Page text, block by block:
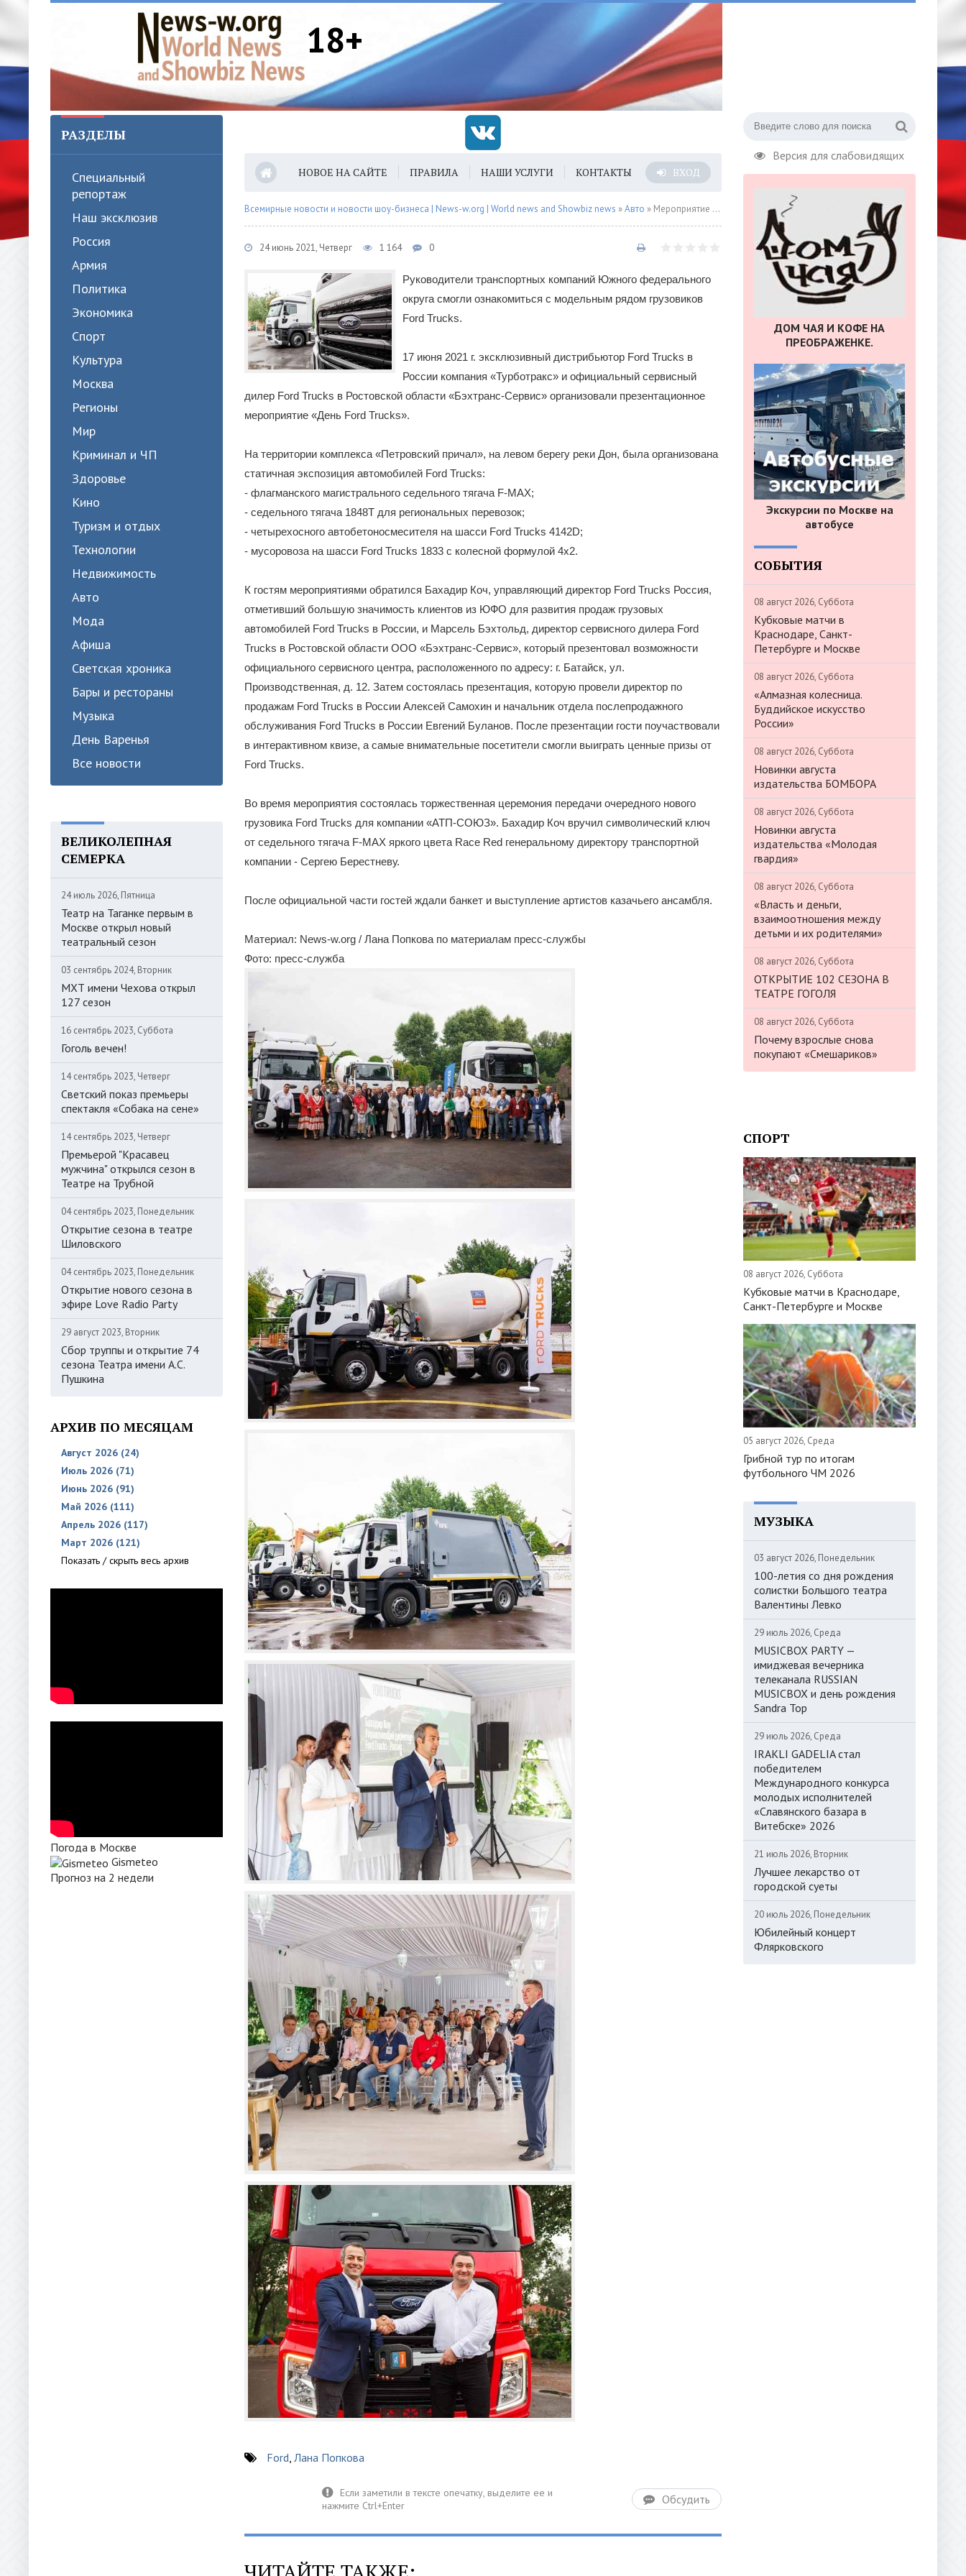
18+
Версия для слабовидящих
РАЗДЕЛЫ
Специальный
репортаж
Наш эксклюзив
Россия
Армия
Политика
Экономика
Спорт
Культура
Москва
Регионы
Мир
Криминал и ЧП
Здоровье
Кино
Туризм и отдых
Технологии
Недвижимость
Авто
Мода
Афиша
Светская хроника
Бары и рестораны
Музыка
День Варенья
Все новости
ВЕЛИКОЛЕПНАЯ
СЕМЕРКА
24 июль 2026, Пятница
Театр на Таганке первым в
Москве открыл новый
театральный сезон
03 сентябрь 2024, Вторник
МХТ имени Чехова открыл
127 сезон
16 сентябрь 2023, Суббота
Гоголь вечен!
14 сентябрь 2023, Четверг
Светский показ премьеры
спектакля «Собака на сене»
14 сентябрь 2023, Четверг
Премьерой "Красавец
мужчина" открылся сезон в
Театре на Трубной
04 сентябрь 2023, Понедельник
Открытие сезона в театре
Шиловского
04 сентябрь 2023, Понедельник
Открытие нового сезона в
эфире Love Radio Party
29 август 2023, Вторник
Сбор труппы и открытие 74
сезона Театра имени А.С.
Пушкина
АРХИВ ПО МЕСЯЦАМ
Август 2026 (24)
Июль 2026 (71)
Июнь 2026 (91)
Май 2026 (111)
Апрель 2026 (117)
Март 2026 (121)
Показать / скрыть весь архив
Погода в Москве
Gismeteo
Прогноз на 2 недели
НОВОЕ НА САЙТЕ ПРАВИЛА НАШИ УСЛУГИ КОНТАКТЫ ВХОД
Всемирные новости и новости шоу-бизнеса | News-w.org | World news and Showbiz news »Авто » Мероприятие «День Ford Trucks» состоялось в Ростове-на-Дону
24 июнь 2021, Четверг 1 164 0
Руководители транспортных компаний Южного федерального
округа смогли ознакомиться с модельным рядом грузовиков
Ford Trucks.
17 июня 2021 г. эксклюзивный дистрибьютор Ford Trucks в
России компания «Турботракс» и официальный сервисный
дилер Ford Trucks в Ростовской области «Бэхтранс-Сервис» организовали презентационное
мероприятие «День Ford Trucks».
На территории комплекса «Петровский причал», на левом берегу реки Дон, была организована
статичная экспозиция автомобилей Ford Trucks:
- флагманского магистрального седельного тягача F-MAX;
- седельного тягача 1848T для региональных перевозок;
- четырехосного автобетоносмесителя на шасси Ford Trucks 4142D;
- мусоровоза на шасси Ford Trucks 1833 с колесной формулой 4x2.
К гостям мероприятиями обратился Бахадир Коч, управляющий директор Ford Trucks Россия,
отметивший большую значимость клиентов из ЮФО для развития продаж грузовых
автомобилей Ford Trucks в России, и Марсель Бэхтольд, директор сервисного дилера Ford
Trucks в Ростовской области ООО «Бэхтранс-Сервис», который презентовал возможности
официального сервисного центра, расположенного по адресу: г. Батайск, ул.
Производственная, д. 12. Затем состоялась презентация, которую провели директор по
продажам Ford Trucks в России Алексей Самохин и начальник отдела послепродажного
обслуживания Ford Trucks в России Евгений Буланов. После презентации гости поучаствовали
в интерактивном квизе, а самые внимательные посетители смогли выиграть ценные призы от
Ford Trucks.
Во время мероприятия состоялась торжественная церемония передачи очередного нового
грузовика Ford Trucks для компании «АТП-СОЮЗ». Бахадир Коч вручил символический ключ
от седельного тягача F-MAX яркого цвета Race Red генеральному директору транспортной
компании - Сергею Берестневу.
После официальной части гостей ждали банкет и выступление артистов казачьего ансамбля.
Материал: News-w.org / Лана Попкова по материалам пресс-службы
Фото: пресс-служба
Ford, Лана Попкова
Обсудить
ДОМ ЧАЯ И КОФЕ НА
ПРЕОБРАЖЕНКЕ.
Экскурсии по Москве на
автобусе
СОБЫТИЯ
08 август 2026, Суббота
Кубковые матчи в
Краснодаре, Санкт-
Петербурге и Москве
08 август 2026, Суббота
«Алмазная колесница.
Буддийское искусство
России»
08 август 2026, Суббота
Новинки августа
издательства БОМБОРА
08 август 2026, Суббота
Новинки августа
издательства «Молодая
гвардия»
08 август 2026, Суббота
«Власть и деньги,
взаимоотношения между
детьми и их родителями»
08 август 2026, Суббота
ОТКРЫТИЕ 102 СЕЗОНА В
ТЕАТРЕ ГОГОЛЯ
08 август 2026, Суббота
Почему взрослые снова
покупают «Смешариков»
СПОРТ
08 август 2026, Суббота
Кубковые матчи в Краснодаре,
Санкт-Петербурге и Москве
05 август 2026, Среда
Грибной тур по итогам
футбольного ЧМ 2026
МУЗЫКА
03 август 2026, Понедельник
100-летия со дня рождения
солистки Большого театра
Валентины Левко
29 июль 2026, Среда
MUSICBOX PARTY —
имиджевая вечерника
телеканала RUSSIAN
MUSICBOX и день рождения
Sandra Top
29 июль 2026, Среда
IRAKLI GADELIA стал
победителем
Международного конкурса
молодых исполнителей
«Славянского базара в
Витебске» 2026
21 июль 2026, Вторник
Лучшее лекарство от
городской суеты
20 июль 2026, Понедельник
Юбилейный концерт
Флярковского